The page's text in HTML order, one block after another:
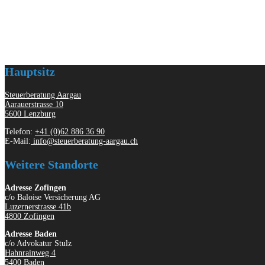
Hauptsitz
Steuerberatung Aargau
Aarauerstrasse 10
5600 Lenzburg
Telefon: +41 (0)62 886 36 90
E-Mail: info@steuerberatung-aargau.ch
Weitere Standorte
Adresse Zofingen
c/o Baloise Versicherung AG
Luzernerstrasse 41b
4800 Zofingen
Adresse Baden
c/o Advokatur Stulz
Hahnrainweg 4
5400 Baden